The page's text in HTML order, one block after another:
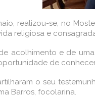
realizou-se, no
religiosa e
acolhimento e de
de
o seu
Barros, focolarina.